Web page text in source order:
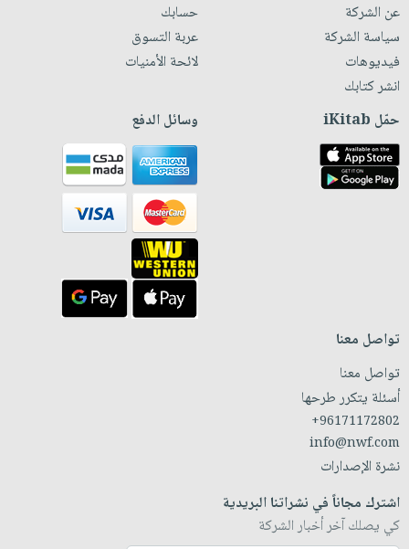
عن الشركة
سياسة الشركة
فيديوهات
انشر كتابك
حسابك
عربة التسوق
لائحة الأمنيات
حمّل iKitab وسائل الدفع
تواصل معنا
تواصل معنا
أسئلة يتكرر طرحها
+96171172802
info@nwf.com
نشرة الإصدارات
اشترك مجاناً في نشراتنا البريدية
كي يصلك آخر أخبار الشركة